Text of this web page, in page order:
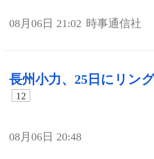
08月06日 21:02 時事通信社
長州小力、25日にリン
12
08月06日 20:48